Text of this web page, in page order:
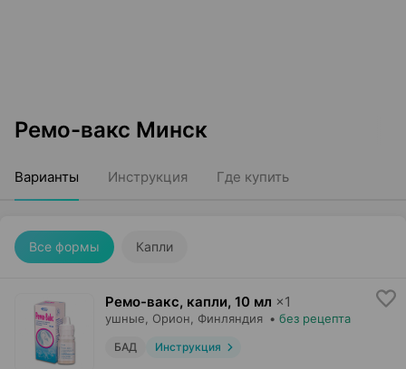
Ремо-вакс Минск
Варианты Инструкция Где купить
Все формы Капли
Ремо-вакс, капли, 10 мл ×1
ушные, Орион , Финляндия • без рецепта
БАД Инструкция